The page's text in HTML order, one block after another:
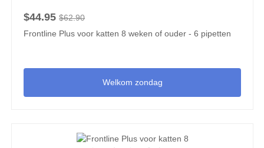
$44.95 $62.90
Frontline Plus voor katten 8 weken of ouder - 6 pipetten
Welkom zondag